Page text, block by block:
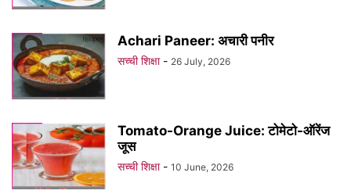
Achari Paneer: अचारी पनीर
सच्ची शिक्षा - 26 July, 2026
Tomato-Orange Juice: टोमेटो-ऑरेंज
जूस
सच्ची शिक्षा - 10 June, 2026